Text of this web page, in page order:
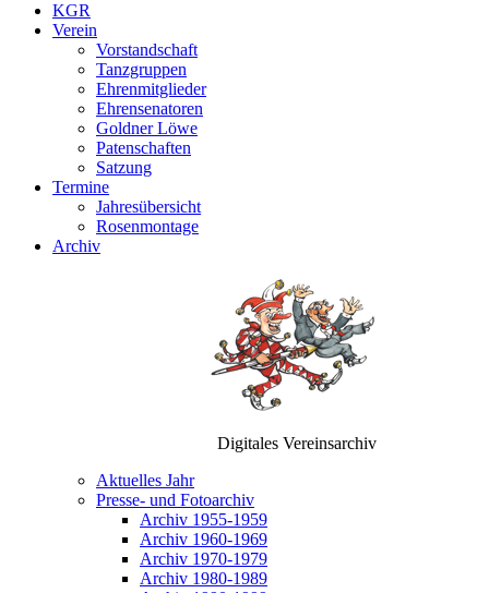
KGR
Verein
Vorstandschaft
Tanzgruppen
Ehrenmitglieder
Ehrensenatoren
Goldner Löwe
Patenschaften
Satzung
Termine
Jahresübersicht
Rosenmontage
Archiv
Digitales Vereinsarchiv
Aktuelles Jahr
Presse- und Fotoarchiv
Archiv 1955-1959
Archiv 1960-1969
Archiv 1970-1979
Archiv 1980-1989